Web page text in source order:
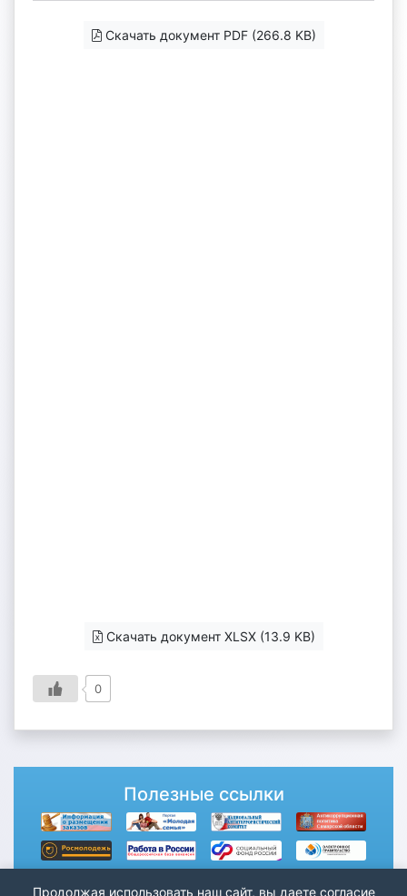
Скачать документ PDF (266.8 KB)
Скачать документ XLSX (13.9 KB)
0
Полезные ссылки
Продолжая использовать наш сайт, вы даете согласие